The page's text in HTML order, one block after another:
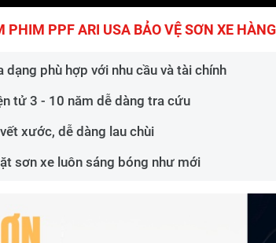
PHIM PPF ARI USA BẢO VỆ SƠN XE
dạng phù hợp với nhu cầu và tài chính
tử 3 - 10 năm dễ dàng tra cứu
xước, dễ dàng lau chùi
sơn xe luôn sáng bóng như mới